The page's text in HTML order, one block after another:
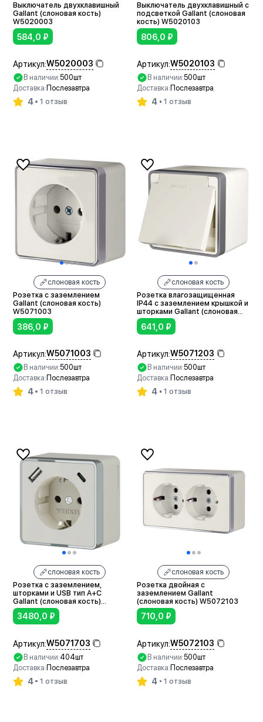
Выключатель двухклавишный
Gallant (слоновая кость)
W5020003
584,0 ₽
Артикул:W5020003
В наличии:500шт
Доставка: Послезавтра
4 1 отзыв
Выключатель двухклавишный с
подсветкой Gallant (слоновая
кость) W5020103
806,0 ₽
Артикул:W5020103
В наличии:500шт
Доставка: Послезавтра
4 1 отзыв
слоновая кость
Розетка с заземлением
Gallant (слоновая кость)
W5071003
386,0 ₽
Артикул:W5071003
В наличии:500шт
Доставка:Послезавтра
4 1 отзыв
слоновая кость
Розетка влагозащищенная
IP44 с заземлением крышкой и
шторками Gallant (слоновая
кость) W5071203
641,0 ₽
Артикул:W5071203
В наличии:500шт
Доставка:Послезавтра
4 1 отзыв
слоновая кость
Розетка с заземлением,
шторками и USB тип A+C
Gallant (слоновая кость)
W5071703
3480,0 ₽
Артикул:W5071703
В наличии:404шт
Доставка:Послезавтра
4 1 отзыв
слоновая кость
Розетка двойная с
заземлением Gallant
(слоновая кость) W5072103
710,0 ₽
Артикул:W5072103
В наличии:500шт
Доставка:Послезавтра
4 1 отзыв